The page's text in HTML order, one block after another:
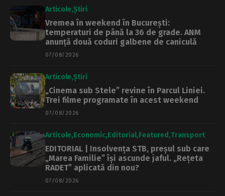
Articole Știri
Vremea în weekend în București:
temperaturi de până la 36 de grade. ANM
anunță două coduri galbene de caniculă
07/08/2026
Articole Știri
„Cinema sub Stele” revine în Parcul Liniei.
Trei filme programate în acest weekend
07/08/2026
Articole Economic Editorial Featured Transport
EDITORIAL | Insolvența STB, preșul sub care
„Marea Familie” își ascunde jaful. „Rețeta
RADET” aplicată din nou?
07/08/2026